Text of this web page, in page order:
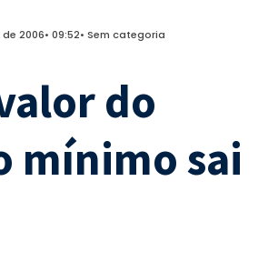
2006• 09:52• Sem categoria
do
mínimo sai